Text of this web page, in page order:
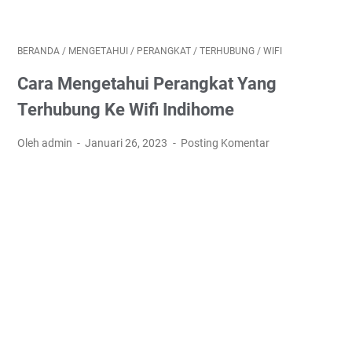
BERANDA / MENGETAHUI / PERANGKAT / TERHUBUNG / WIFI
Cara Mengetahui Perangkat Yang
Terhubung Ke Wifi Indihome
Oleh admin Januari 26, 2023 Posting Komentar